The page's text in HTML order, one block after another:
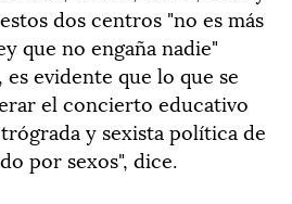
dos centros "no es más
que no engaña nadie"
evidente que lo que se
el concierto educativo
y sexista política de
por sexos", dice.